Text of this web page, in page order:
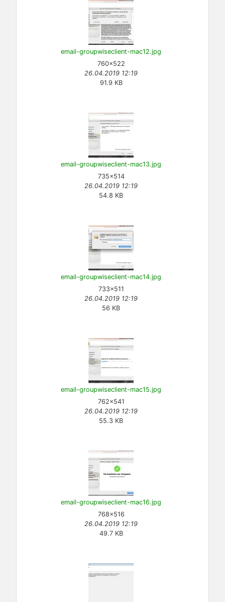
email-groupwiseclient-mac12.jpg
760×522
26.04.2019 12:19
91.9 KB
email-groupwiseclient-mac13.jpg
735×514
26.04.2019 12:19
54.8 KB
email-groupwiseclient-mac14.jpg
733×511
26.04.2019 12:19
56 KB
email-groupwiseclient-mac15.jpg
762×541
26.04.2019 12:19
55.3 KB
email-groupwiseclient-mac16.jpg
768×516
26.04.2019 12:19
49.7 KB